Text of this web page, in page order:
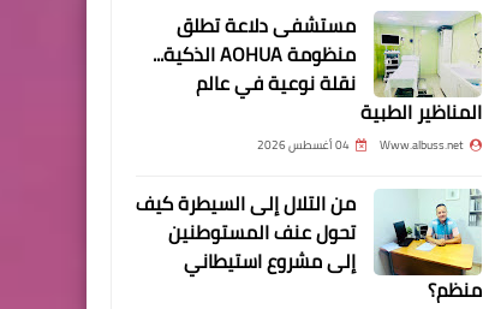
أخبار ‏البص
أخبار البص
تسجيل 363 إصابة جديدة
20 منها في العباسية
مستشفى دلاعة تطلق
منظومة AOHUA الذكية...
نقلة نوعية في عالم
المناظير الطبية
Www.albuss.net 04 أغسطس 2026
من التلال إلى السيطرة كيف
تحول عنف المستوطنين
إلى مشروع استيطاني
منظم؟